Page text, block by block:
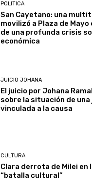
POLITICA
San Cayetano: una
movilizó a Plaza de Mayo
de una profunda crisis
económica
JUICIO JOHANA
El juicio por Johana
sobre la situación de una
vinculada a la causa
CULTURA
Clara derrota de Milei en
“batalla cultural”